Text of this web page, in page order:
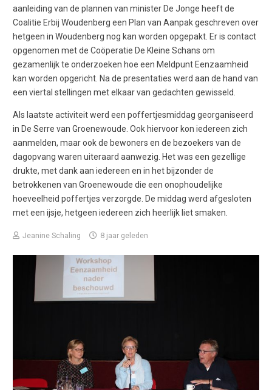
aanleiding van de plannen van minister De Jonge heeft de
Coalitie Erbij Woudenberg een Plan van Aanpak geschreven over
hetgeen in Woudenberg nog kan worden opgepakt. Er is contact
opgenomen met de Coöperatie De Kleine Schans om
gezamenlijk te onderzoeken hoe een Meldpunt Eenzaamheid
kan worden opgericht. Na de presentaties werd aan de hand van
een viertal stellingen met elkaar van gedachten gewisseld.
Als laatste activiteit werd een poffertjesmiddag georganiseerd
in De Serre van Groenewoude. Ook hiervoor kon iedereen zich
aanmelden, maar ook de bewoners en de bezoekers van de
dagopvang waren uiteraard aanwezig. Het was een gezellige
drukte, met dank aan iedereen en in het bijzonder de
betrokkenen van Groenewoude die een onophoudelijke
hoeveelheid poffertjes verzorgde. De middag werd afgesloten
met een ijsje, hetgeen iedereen zich heerlijk liet smaken.
Jeanine Schaling 8 jaar geleden